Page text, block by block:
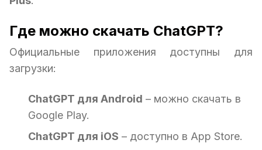
Где можно скачать ChatGPT?
Официальные приложения доступны для
загрузки:
ChatGPT для Android – можно скачать в
Google Play.
ChatGPT для iOS – доступно в App Store.